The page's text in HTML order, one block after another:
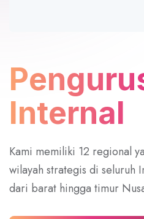
Internal
Kami memiliki 12 regional
wilayah strategis di seluruh
dari barat hingga timur